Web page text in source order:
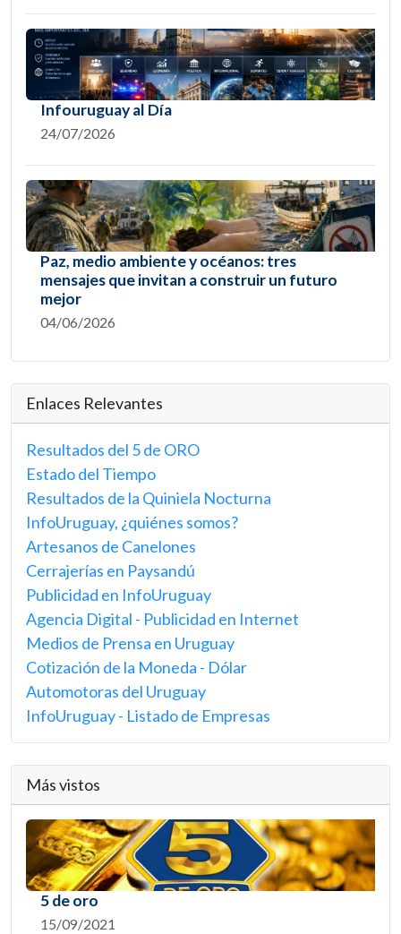
Infouruguay al Día
24/07/2026
Paz, medio ambiente y océanos: tres
mensajes que invitan a construir un futuro
mejor
04/06/2026
Enlaces Relevantes
Resultados del 5 de ORO
Estado del Tiempo
Resultados de la Quiniela Nocturna
InfoUruguay, ¿quiénes somos?
Artesanos de Canelones
Cerrajerías en Paysandú
Publicidad en InfoUruguay
Agencia Digital - Publicidad en Internet
Medios de Prensa en Uruguay
Cotización de la Moneda - Dólar
Automotoras del Uruguay
InfoUruguay - Listado de Empresas
Más vistos
5 de oro
15/09/2021